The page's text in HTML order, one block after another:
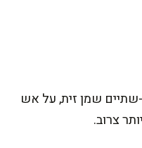
שמן זית, על אש